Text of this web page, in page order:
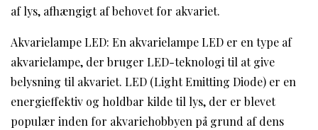
af lys, afhængigt af behovet for akvariet.
Akvarielampe LED: En akvarielampe LED er en type af
akvarielampe, der bruger LED-teknologi til at give
belysning til akvariet. LED (Light Emitting Diode) er en
energieffektiv og holdbar kilde til lys, der er blevet
populær inden for akvariehobbyen på grund af dens